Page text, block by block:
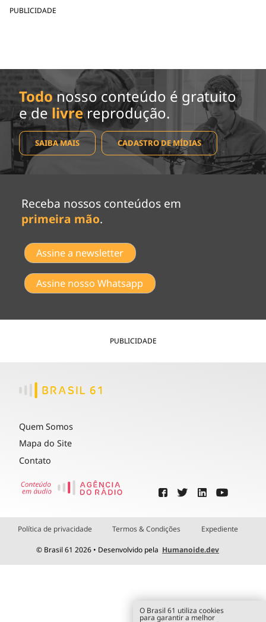
PUBLICIDADE
Todo nosso conteúdo é gratuito
e de livrereprodução.
SAIBA MAIS CADASTRO DE MÍDIAS
Receba nossos conteúdos em
primeira mão.
Assine a newsletter
Assine nosso Whatsapp
PUBLICIDADE
Quem Somos
Mapa do Site
Contato
Política de privacidade Termos & Condições Expediente
© Brasil 61 2026 • Desenvolvido pela Humanoide.dev
O Brasil 61 utiliza cookies
para garantir a melhor